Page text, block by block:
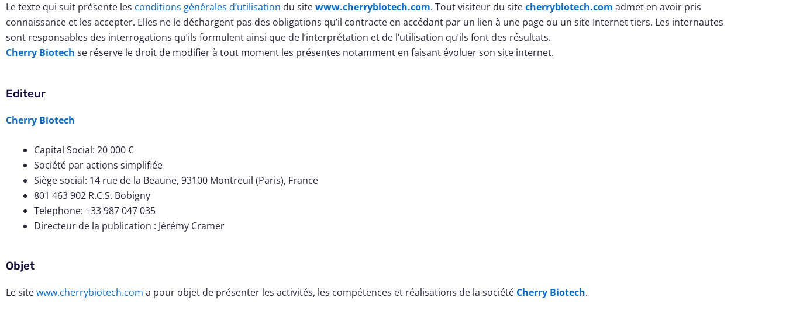
Le texte qui suit présente les conditions générales d’utilisation du sitewww.cherrybiotech.com. Tout visiteur du sitecherrybiotech.com admet en avoir pris
connaissance et les accepter. Elles ne le déchargent pas des obligations qu’il contracte en accédant par un lien à une page ou un site Internet tiers. Les internautes
sont responsables des interrogations qu’ils formulent ainsi que de l’interprétation et de l’utilisation qu’ils font des résultats.
Cherry Biotech se réserve le droit de modifier à tout moment les présentes notamment en faisant évoluer son site internet.
Editeur
Cherry Biotech
Capital Social: 20 000 €
Société par actions simplifiée
Siège social: 14 rue de la Beaune, 93100 Montreuil (Paris), France
801 463 902 R.C.S. Bobigny
Telephone: +33 987 047 035
Directeur de la publication : Jérémy Cramer
Objet
Le sitewww.cherrybiotech.com a pour objet de présenter les activités, les compétences et réalisations de la société Cherry Biotech.